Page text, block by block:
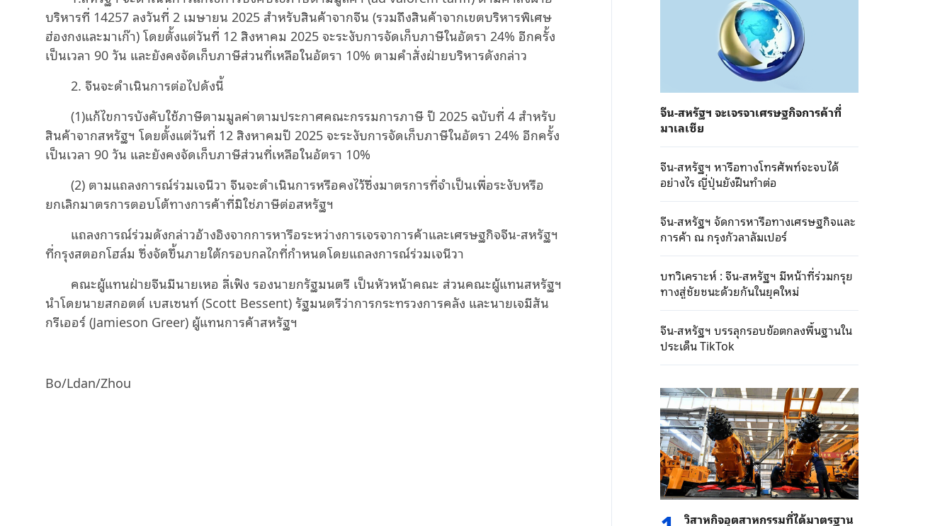
บริหารที่ 14257 ลงวันที่ 2 เมษายน 2025 สำหรับสินค้าจากจีน (รวมถึงสินค้าจากเขตบริหารพิเศษ
ฮ่องกงและมาเก๊า) โดยตั้งแต่วันที่ 12 สิงหาคม 2025 จะระงับการจัดเก็บภาษีในอัตรา 24% อีกครั้ง
เป็นเวลา 90 วัน และยังคงจัดเก็บภาษีส่วนที่เหลือในอัตรา 10% ตามคำสั่งฝ่ายบริหารดังกล่าว
2. จีนจะดำเนินการต่อไปดังนี้
(1)แก้ไขการบังคับใช้ภาษีตามมูลค่าตามประกาศคณะกรรมการภาษี ปี 2025 ฉบับที่ 4 สำหรับ
สินค้าจากสหรัฐฯ โดยตั้งแต่วันที่ 12 สิงหาคมปี 2025 จะระงับการจัดเก็บภาษีในอัตรา 24% อีกครั้ง
เป็นเวลา 90 วัน และยังคงจัดเก็บภาษีส่วนที่เหลือในอัตรา 10%
(2) ตามแถลงการณ์ร่วมเจนีวา จีนจะดำเนินการหรือคงไว้ซึ่งมาตรการที่จำเป็นเพื่อระงับหรือ
ยกเลิกมาตรการตอบโต้ทางการค้าที่มิใช่ภาษีต่อสหรัฐฯ
แถลงการณ์ร่วมดังกล่าวอ้างอิงจากการหารือระหว่างการเจรจาการค้าและเศรษฐกิจจีน-สหรัฐฯ
ที่กรุงสตอกโฮล์ม ซึ่งจัดขึ้นภายใต้กรอบกลไกที่กำหนดโดยแถลงการณ์ร่วมเจนีวา
คณะผู้แทนฝ่ายจีนมีนายเหอ ลี่เฟิง รองนายกรัฐมนตรี เป็นหัวหน้าคณะ ส่วนคณะผู้แทนสหรัฐฯ
นำโดยนายสกอตต์ เบสเซนท์ (Scott Bessent) รัฐมนตรีว่าการกระทรวงการคลัง และนายเจมีสัน
กรีเออร์ (Jamieson Greer) ผู้แทนการค้าสหรัฐฯ
Bo/Ldan/Zhou
จีน-สหรัฐฯ จะเจรจาเศรษฐกิจการค้าที่
มาเลเซีย
จีน-สหรัฐฯ หารือทางโทรศัพท์จะจบได้
อย่างไร ญี่ปุ่นยังฝืนทำต่อ
จีน-สหรัฐฯ จัดการหารือทางเศรษฐกิจและ
การค้า ณ กรุงกัวลาลัมเปอร์
บทวิเคราะห์ : จีน-สหรัฐฯ มีหน้าที่ร่วมกรุย
ทางสู่ชัยชนะด้วยกันในยุคใหม่
จีน-สหรัฐฯ บรรลุกรอบข้อตกลงพื้นฐานใน
ประเด็น TikTok
วิสาหกิจอุตสาหกรรมที่ได้มาตรฐาน